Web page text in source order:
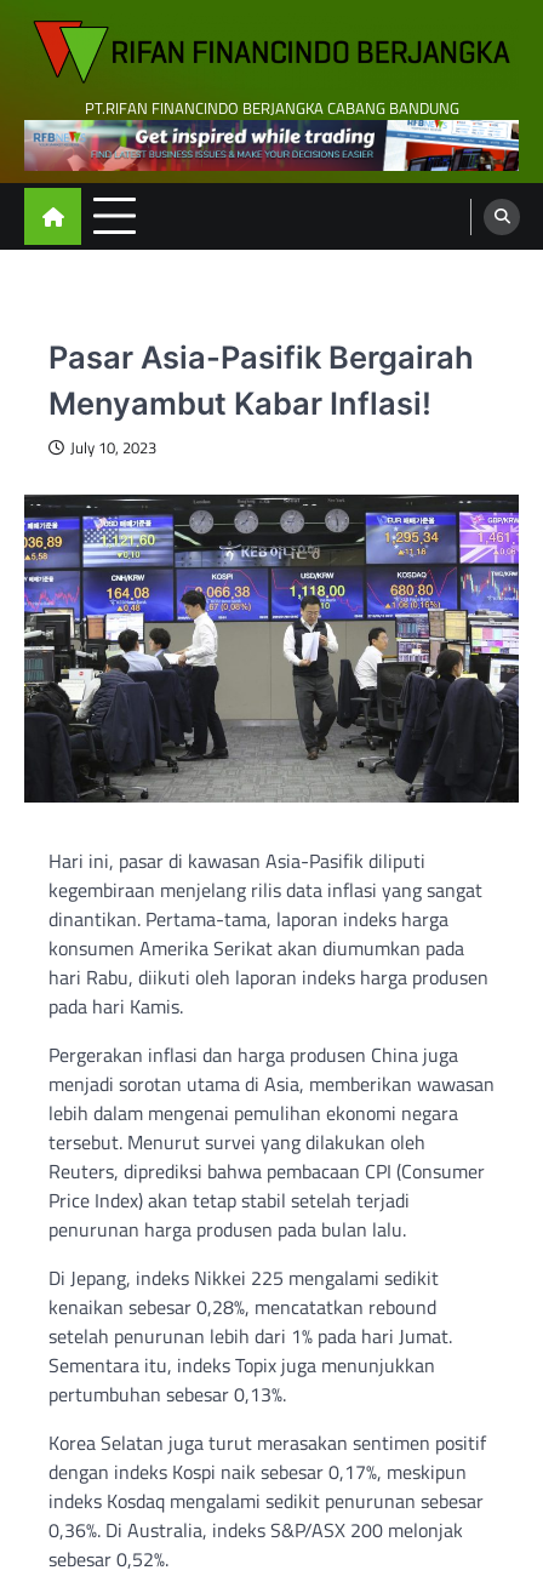
content
PT.RIFAN FINANCINDO BERJANGKA CABANG BANDUNG
Pasar Asia-Pasifik Bergairah
Menyambut Kabar Inflasi!
July 10, 2023
Hari ini, pasar di kawasan Asia-Pasifik diliputi
kegembiraan menjelang rilis data inflasi yang sangat
dinantikan. Pertama-tama, laporan indeks harga
konsumen Amerika Serikat akan diumumkan pada
hari Rabu, diikuti oleh laporan indeks harga produsen
pada hari Kamis.
Pergerakan inflasi dan harga produsen China juga
menjadi sorotan utama di Asia, memberikan wawasan
lebih dalam mengenai pemulihan ekonomi negara
tersebut. Menurut survei yang dilakukan oleh
Reuters, diprediksi bahwa pembacaan CPI (Consumer
Price Index) akan tetap stabil setelah terjadi
penurunan harga produsen pada bulan lalu.
Di Jepang, indeks Nikkei 225 mengalami sedikit
kenaikan sebesar 0,28%, mencatatkan rebound
setelah penurunan lebih dari 1% pada hari Jumat.
Sementara itu, indeks Topix juga menunjukkan
pertumbuhan sebesar 0,13%.
Korea Selatan juga turut merasakan sentimen positif
dengan indeks Kospi naik sebesar 0,17%, meskipun
indeks Kosdaq mengalami sedikit penurunan sebesar
0,36%. Di Australia, indeks S&P/ASX 200 melonjak
sebesar 0,52%.